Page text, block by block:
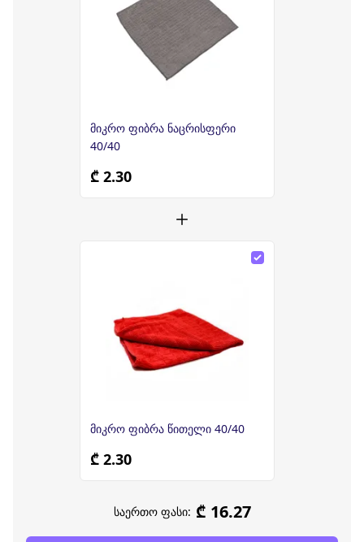
მიკრო ფიბრა ნაცრისფერი
40/40
₾ 2.30
მიკრო ფიბრა წითელი 40/40
₾ 2.30
საერთო ფასი: ₾ 16.27